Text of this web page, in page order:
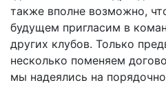
также вполне возможно,
будущем пригласим в
других клубов. Только
несколько поменяем
мы надеялись на